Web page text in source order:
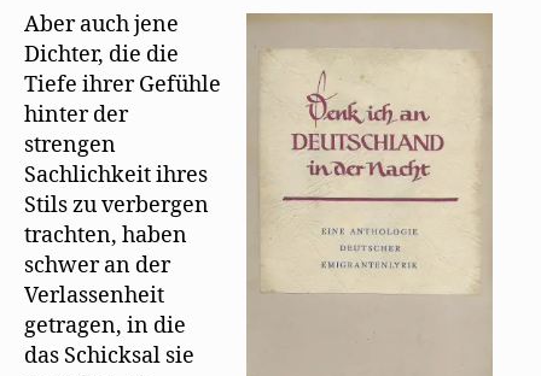
hält
Mehring
für
tot
Aber auch jene
Dichter, die die
Tiefe ihrer Gefühle
hinter der
strengen
Sachlichkeit ihres
Stils zu verbergen
trachten, haben
schwer an der
Verlassenheit
getragen, in die
das Schicksal sie